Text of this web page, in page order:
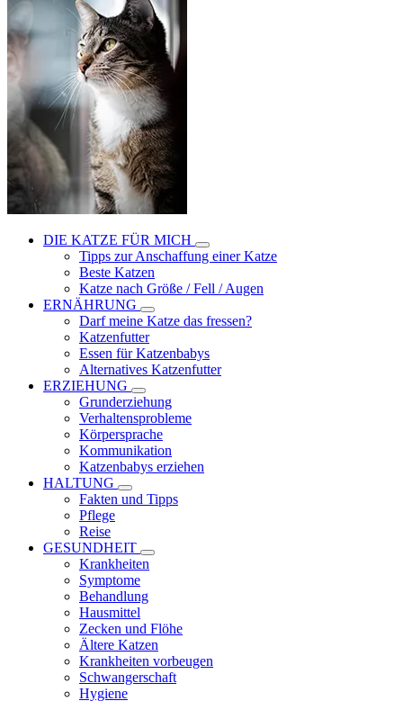
DIE KATZE FÜR MICH
Tipps zur Anschaffung einer Katze
Beste Katzen
Katze nach Größe / Fell / Augen
ERNÄHRUNG
Darf meine Katze das fressen?
Katzenfutter
Essen für Katzenbabys
Alternatives Katzenfutter
ERZIEHUNG
Grunderziehung
Verhaltensprobleme
Körpersprache
Kommunikation
Katzenbabys erziehen
HALTUNG
Fakten und Tipps
Pflege
Reise
GESUNDHEIT
Krankheiten
Symptome
Behandlung
Hausmittel
Zecken und Flöhe
Ältere Katzen
Krankheiten vorbeugen
Schwangerschaft
Hygiene